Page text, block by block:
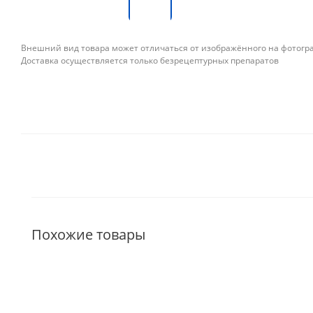
Внешний вид товара может отличаться от изображённого на
Доставка осуществляется только безрецептурных препаратов
Похожие товары